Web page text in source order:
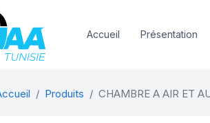
Accueil Présentation
Produits CHAMBRE A AIR ET